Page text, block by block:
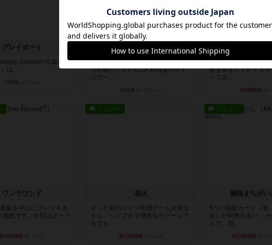
プレイボーイ
Gamesが出版した
は、...
33分前
クリーグ
某動画サイトを眺めてたら、海外の
方が紹介していた2人対戦型のダイ
スゲー...
35分前
長らく積みゲーになっ
腰を据えてプレイで
ってみ...
約3時間前
ワンラウンド
級を中心にプレイする
感想です。今回はボード
約10時間前
レビュー
花火
ずっと前のドイツ年間ゲーム大賞な
がら、シンプルで簡単な小ゲームで
今でも...
約12時間前
レビュー
無限まちがい
6つの場面カード（表
絵）が何枚かあり、
んで、同...
約14時間前